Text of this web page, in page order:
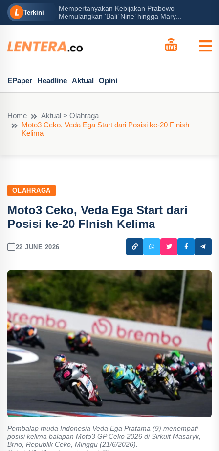
Terkini
Mempertanyakan Kebijakan Prabowo
Memulangkan ‘Bali’ Nine’ hingga Mary...
EPaper Headline Aktual Opini
Home
Aktual > Olahraga
Moto3 Ceko, Veda Ega Start dari Posisi ke-20 FInish
Kelima
OLAHRAGA
Moto3 Ceko, Veda Ega Start dari
Posisi ke-20 FInish Kelima
22 JUNE 2026
Pembalap muda Indonesia Veda Ega Pratama (9) menempati
posisi kelima balapan Moto3 GP Ceko 2026 di Sirkuit Masaryk,
Brno, Republik Ceko, Minggu (21/6/2026).